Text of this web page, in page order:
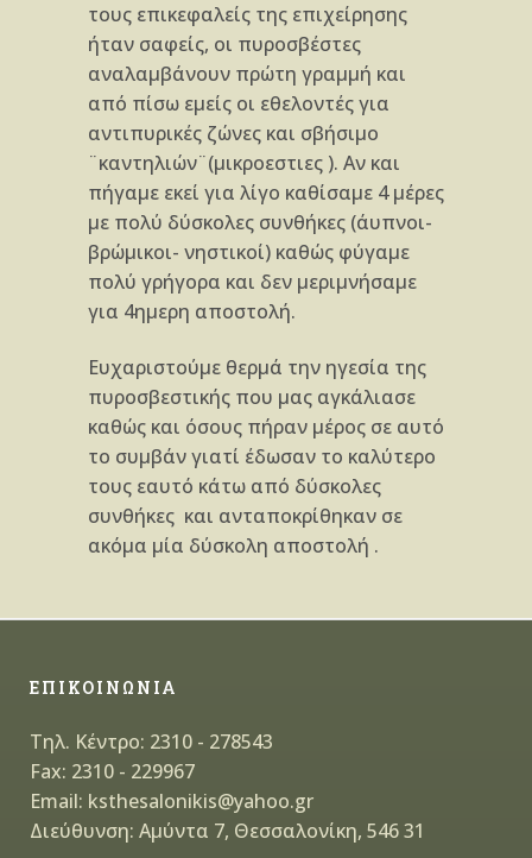
τους επικεφαλείς της επιχείρησης
ήταν σαφείς, οι πυροσβέστες
αναλαμβάνουν πρώτη γραμμή και
από πίσω εμείς οι εθελοντές για
αντιπυρικές ζώνες και σβήσιμο
¨καντηλιών¨(μικροεστιες ). Αν και
πήγαμε εκεί για λίγο καθίσαμε 4 μέρες
με πολύ δύσκολες συνθήκες (άυπνοι-
βρώμικοι- νηστικοί) καθώς φύγαμε
πολύ γρήγορα και δεν μεριμνήσαμε
για 4ημερη αποστολή.
Ευχαριστούμε θερμά την ηγεσία της
πυροσβεστικής που μας αγκάλιασε
καθώς και όσους πήραν μέρος σε αυτό
το συμβάν γιατί έδωσαν το καλύτερο
τους εαυτό κάτω από δύσκολες
συνθήκες και ανταποκρίθηκαν σε
ακόμα μία δύσκολη αποστολή .
ΕΠΙΚΟΙΝΩΝΙΑ
Τηλ. Κέντρο: 2310 - 278543
Fax: 2310 - 229967
Email: ksthesalonikis@yahoo.gr
Διεύθυνση: Αμύντα 7, Θεσσαλονίκη, 546 31